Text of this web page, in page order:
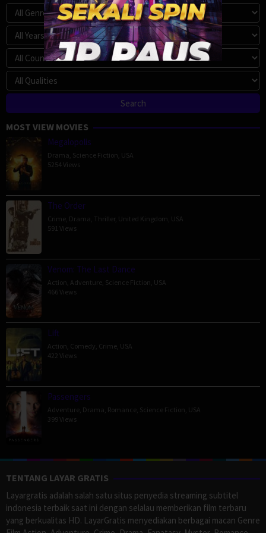
MOST VIEW MOVIES
Megalopolis
Drama Science Fiction USA
5254 Views
The Order
Crime Drama Thriller, United Kingdom USA
591 Views
Venom: The Last Dance
Action Adventure Science Fiction USA
466 Views
Lift
Action Comedy Crime USA
422 Views
Passengers
Adventure Drama Romance Science Fiction USA
399 Views
TENTANG LAYAR GRATIS
Layargratis adalah salah satu situs penyedia streaming subtitel
indonesia terbaik saat ini dengan selalau memberikan film terbaru
yang berkualitas HD. LayarGratis menyediakan berbagai macan Genre